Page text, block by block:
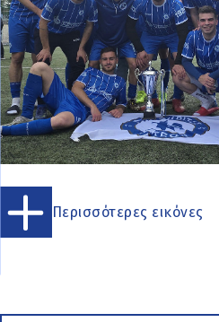
Περισσότερες εικόνες